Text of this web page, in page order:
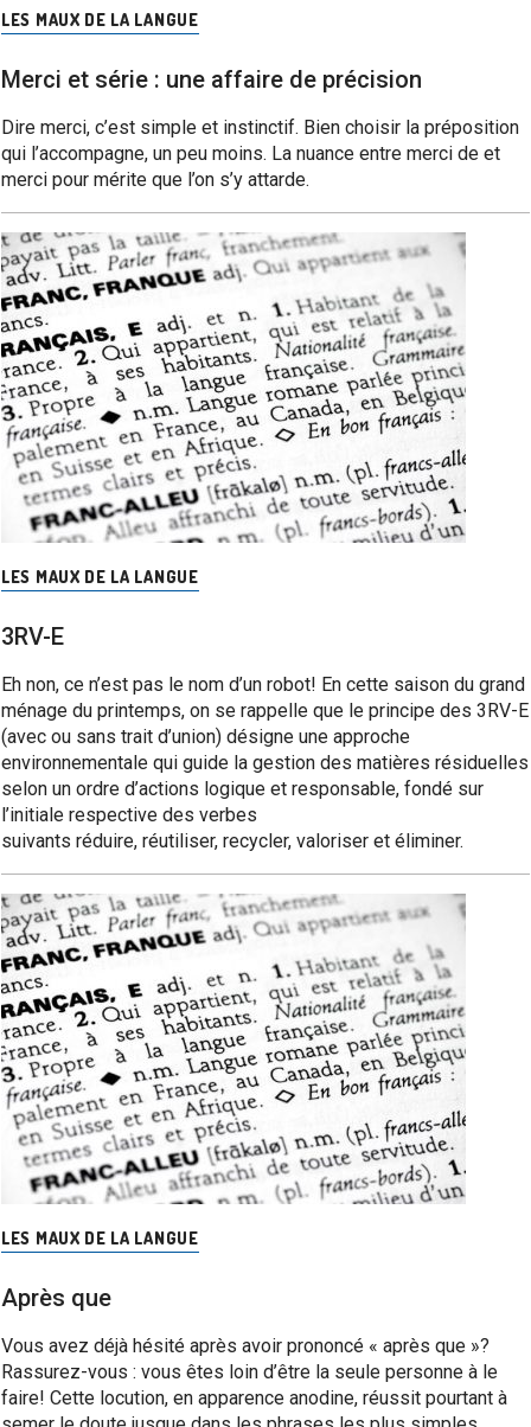
LES MAUX DE LA LANGUE
Merci et série : une affaire de précision
Dire merci, c’est simple et instinctif. Bien choisir la préposition
qui l’accompagne, un peu moins. La nuance entre merci de et
merci pour mérite que l’on s’y attarde.
LES MAUX DE LA LANGUE
3RV-E
Eh non, ce n’est pas le nom d’un robot! En cette saison du grand
ménage du printemps, on se rappelle que le principe des 3RV-E
(avec ou sans trait d’union) désigne une approche
environnementale qui guide la gestion des matières résiduelles
selon un ordre d’actions logique et responsable, fondé sur
l’initiale respective des verbes
suivants réduire, réutiliser, recycler, valoriser et éliminer.
LES MAUX DE LA LANGUE
Après que
Vous avez déjà hésité après avoir prononcé « après que »?
Rassurez-vous : vous êtes loin d’être la seule personne à le
faire! Cette locution, en apparence anodine, réussit pourtant à